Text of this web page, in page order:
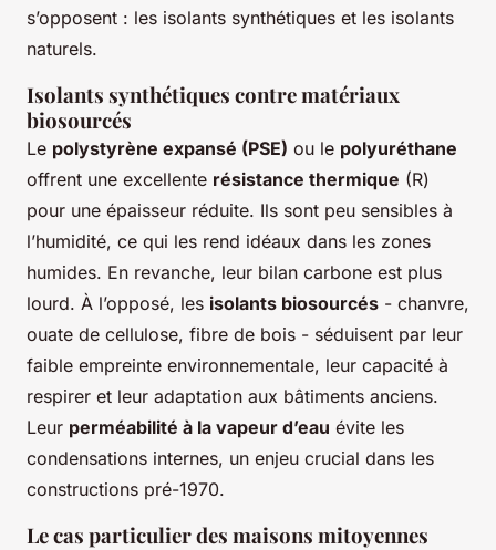
s’opposent : les isolants synthétiques et les isolants
naturels.
Isolants synthétiques contre matériaux
biosourcés
Le polystyrène expansé (PSE) ou le polyuréthane
offrent une excellente résistance thermique (R)
pour une épaisseur réduite. Ils sont peu sensibles à
l’humidité, ce qui les rend idéaux dans les zones
humides. En revanche, leur bilan carbone est plus
lourd. À l’opposé, les isolants biosourcés - chanvre,
ouate de cellulose, fibre de bois - séduisent par leur
faible empreinte environnementale, leur capacité à
respirer et leur adaptation aux bâtiments anciens.
Leur perméabilité à la vapeur d’eau évite les
condensations internes, un enjeu crucial dans les
constructions pré-1970.
Le cas particulier des maisons mitoyennes